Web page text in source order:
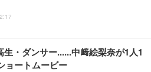
・ダンサー......中﨑絵梨奈が1人1
ョートムービー